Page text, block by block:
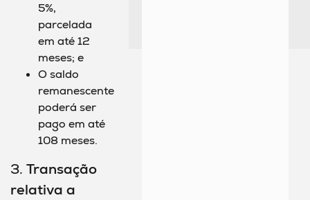
5%,
parcelada
em até 12
meses; e
O saldo
remanescente
poderá ser
pago em até
108 meses.
3. Transação
relativa a